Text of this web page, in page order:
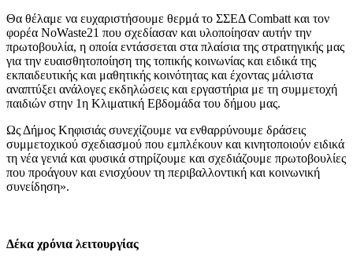
Θα θέλαμε να ευχαριστήσουμε θερμά το ΣΣΕΔ Combatt και τον
φορέα NoWaste21 που σχεδίασαν και υλοποίησαν αυτήν την
πρωτοβουλία, η οποία εντάσσεται στα πλαίσια της στρατηγικής μας
για την ευαισθητοποίηση της τοπικής κοινωνίας και ειδικά της
εκπαιδευτικής και μαθητικής κοινότητας και έχοντας μάλιστα
αναπτύξει ανάλογες εκδηλώσεις και εργαστήρια με τη συμμετοχή
παιδιών στην 1η Κλιματική Εβδομάδα του δήμου μας.
Ως Δήμος Κηφισιάς συνεχίζουμε να ενθαρρύνουμε δράσεις
συμμετοχικού σχεδιασμού που εμπλέκουν και κινητοποιούν ειδικά
τη νέα γενιά και φυσικά στηρίζουμε και σχεδιάζουμε πρωτοβουλίες
που προάγουν και ενισχύουν τη περιβαλλοντική και κοινωνική
συνείδηση».
Δέκα χρόνια λειτουργίας